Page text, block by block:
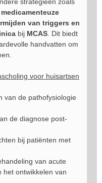
van triggers en
bij MCAS . Dit biedt
handvatten om
voor huisartsen
van de pathofysiologie
de diagnose post-
bij patiënten met
van acute
het ontwikkelen van